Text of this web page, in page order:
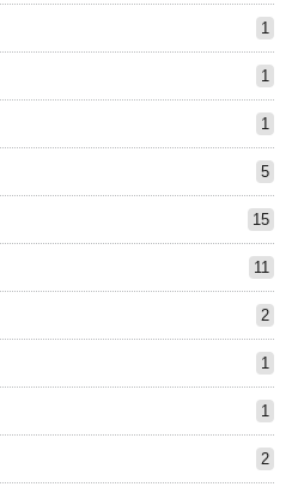
1
1
1
5
15
11
2
1
1
2